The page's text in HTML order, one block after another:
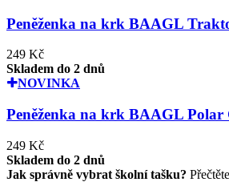
Peněženka na krk BAAGL
249 Kč
Skladem do 2 dnů
NOVINKA
Peněženka na krk BAAGL Polar
249 Kč
Skladem do 2 dnů
Jak správně vybrat školní tašku?